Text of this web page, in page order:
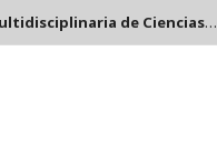
Revista Científica Arbitrada Multidisciplinaria de Ciencias Contables, Auditoría y Tributación: CORPORATUM 360 - ISSN: 2737-6443.